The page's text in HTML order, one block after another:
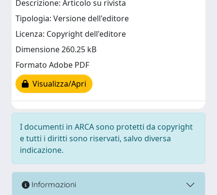
Descrizione: Articolo su rivista
Tipologia: Versione dell'editore
Licenza: Copyright dell'editore
Dimensione 260.25 kB
Formato Adobe PDF
Visualizza/Apri
I documenti in ARCA sono protetti da copyright
e tutti i diritti sono riservati, salvo diversa
indicazione.
Informazioni